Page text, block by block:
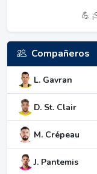
💪
Compañeros
L. Gavran
D. St. Clair
M. Crépeau
J. Pantemis